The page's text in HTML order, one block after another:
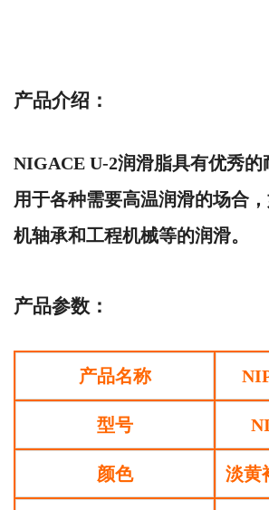
产品介绍：
NIGACE U-2润滑脂具有优秀的
用于各种需要高温润滑的场合
机轴承和工程机械等的润滑。
产品参数：
产品名称
型号
颜色 淡黄